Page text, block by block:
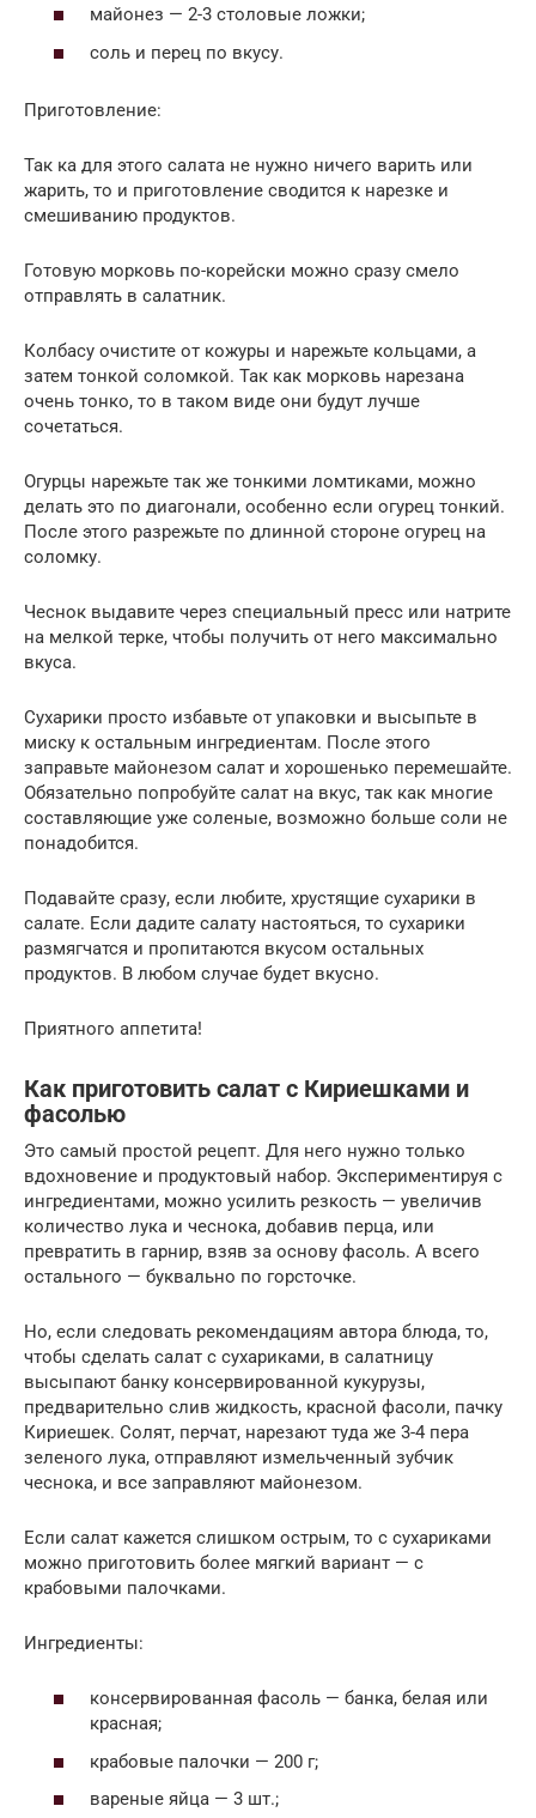
майонез — 2-3 столовые ложки;
соль и перец по вкусу.
Приготовление:
Так ка для этого салата не нужно ничего варить или
жарить, то и приготовление сводится к нарезке и
смешиванию продуктов.
Готовую морковь по-корейски можно сразу смело
отправлять в салатник.
Колбасу очистите от кожуры и нарежьте кольцами, а
затем тонкой соломкой. Так как морковь нарезана
очень тонко, то в таком виде они будут лучше
сочетаться.
Огурцы нарежьте так же тонкими ломтиками, можно
делать это по диагонали, особенно если огурец тонкий.
После этого разрежьте по длинной стороне огурец на
соломку.
Чеснок выдавите через специальный пресс или натрите
на мелкой терке, чтобы получить от него максимально
вкуса.
Сухарики просто избавьте от упаковки и высыпьте в
миску к остальным ингредиентам. После этого
заправьте майонезом салат и хорошенько перемешайте.
Обязательно попробуйте салат на вкус, так как многие
составляющие уже соленые, возможно больше соли не
понадобится.
Подавайте сразу, если любите, хрустящие сухарики в
салате. Если дадите салату настояться, то сухарики
размягчатся и пропитаются вкусом остальных
продуктов. В любом случае будет вкусно.
Приятного аппетита!
Как приготовить салат с Кириешками и
фасолью
Это самый простой рецепт. Для него нужно только
вдохновение и продуктовый набор. Экспериментируя с
ингредиентами, можно усилить резкость — увеличив
количество лука и чеснока, добавив перца, или
превратить в гарнир, взяв за основу фасоль. А всего
остального — буквально по горсточке.
Но, если следовать рекомендациям автора блюда, то,
чтобы сделать салат с сухариками, в салатницу
высыпают банку консервированной кукурузы,
предварительно слив жидкость, красной фасоли, пачку
Кириешек. Солят, перчат, нарезают туда же 3-4 пера
зеленого лука, отправляют измельченный зубчик
чеснока, и все заправляют майонезом.
Если салат кажется слишком острым, то с сухариками
можно приготовить более мягкий вариант — с
крабовыми палочками.
Ингредиенты:
консервированная фасоль — банка, белая или
красная;
крабовые палочки — 200 г;
вареные яйца — 3 шт.;